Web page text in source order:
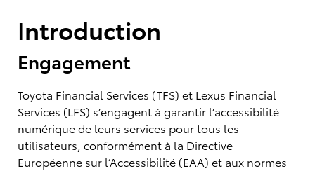
Introduction
Engagement
Toyota Financial Services (TFS) et Lexus Financial
Services (LFS) s’engagent à garantir l’accessibilité
numérique de leurs services pour tous les
utilisateurs, conformément à la Directive
Européenne sur l’Accessibilité (EAA) et aux normes